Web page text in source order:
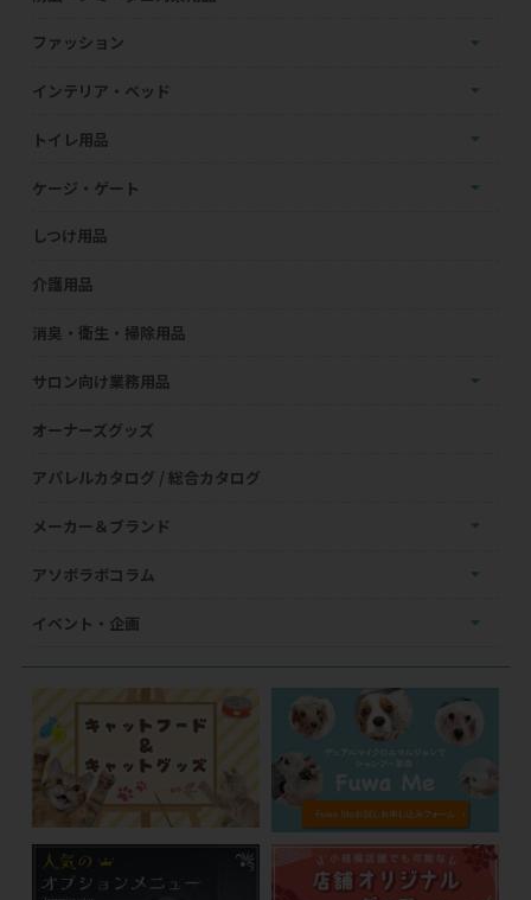
ファッション
インテリア・ベッド
トイレ用品
ケージ・ゲート
しつけ用品
介護用品
消臭・衛生・掃除用品
サロン向け業務用品
オーナーズグッズ
アパレルカタログ / 総合カタログ
メーカー＆ブランド
アソボラボコラム
イベント・企画